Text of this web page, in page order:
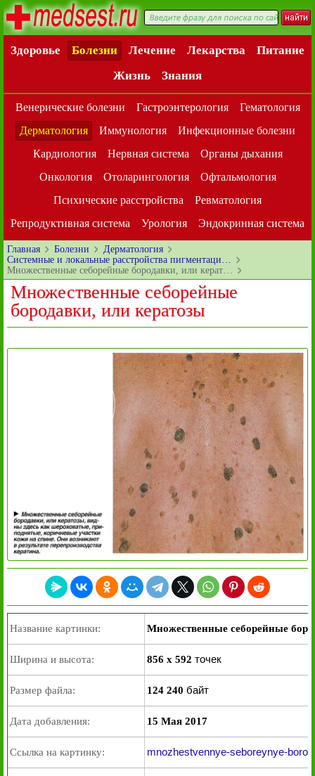
Здоровье Болезни Лечение Лекарства
Питание
Жизнь
Знания
Венерические болезни Гастроэнтерология
Гематология
Дерматология
Иммунология
Инфекционные болезни
Кардиология
Нервная система
Органы дыхания
Онкология
Отоларингология
Офтальмология
Психические расстройства
Ревматология
Репродуктивная система
Урология Эндокринная система
Главная Болезни
Дерматология
Системные и локальные расстройства пигментаци…
Множественные себорейные бородавки, или керат…
Множественные себорейные
бородавки, или кератозы
Название картинки: Множественные себорейные
Ширина и высота: 856 x 592 точек
Размер файла: 124 240 байт
Дата добавления: 15 Мая 2017
Ссылка на картинку: mnozhestvennye-seboreynye-